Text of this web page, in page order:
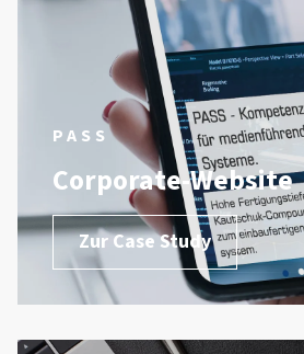
PASS
Corporate-Website
Zur Case Study